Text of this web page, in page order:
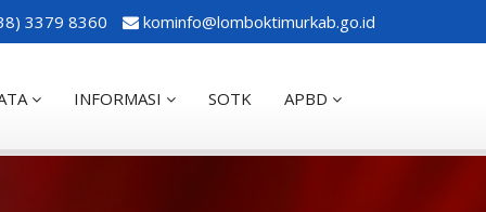
3379 8360 kominfo@lomboktimurkab.go.id
INFORMASI SOTK APBD